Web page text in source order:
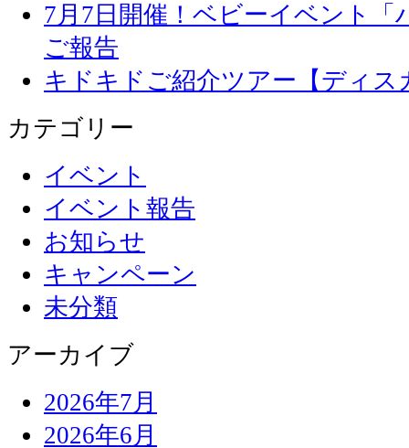
7月7日開催！ベビーイベント
ご報告
キドキドご紹介ツアー【ディス
カテゴリー
イベント
イベント報告
お知らせ
キャンペーン
未分類
アーカイブ
2026年7月
2026年6月